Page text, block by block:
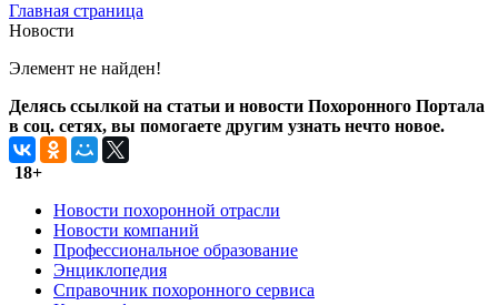
Главная страница
Новости
Элемент не найден!
Делясь ссылкой на статьи и новости Похоронного Портала
в соц. сетях, вы помогаете другим узнать нечто новое.
18+
Новости похоронной отрасли
Новости компаний
Профессиональное образование
Энциклопедия
Справочник похоронного сервиса